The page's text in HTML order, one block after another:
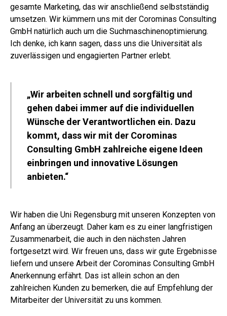
gesamte Marketing, das wir anschließend selbstständig
umsetzen. Wir kümmern uns mit der Corominas Consulting
GmbH natürlich auch um die Suchmaschinenoptimierung.
Ich denke, ich kann sagen, dass uns die Universität als
zuverlässigen und engagierten Partner erlebt.
„Wir arbeiten schnell und sorgfältig und
gehen dabei immer auf die individuellen
Wünsche der Verantwortlichen ein. Dazu
kommt, dass wir mit der Corominas
Consulting GmbH zahlreiche eigene Ideen
einbringen und innovative Lösungen
anbieten.“
Wir haben die Uni Regensburg mit unseren Konzepten von
Anfang an überzeugt. Daher kam es zu einer langfristigen
Zusammenarbeit, die auch in den nächsten Jahren
fortgesetzt wird. Wir freuen uns, dass wir gute Ergebnisse
liefern und unsere Arbeit der Corominas Consulting GmbH
Anerkennung erfährt. Das ist allein schon an den
zahlreichen Kunden zu bemerken, die auf Empfehlung der
Mitarbeiter der Universität zu uns kommen.